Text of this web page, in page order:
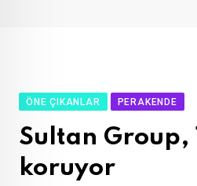
ÖNE ÇIKANLAR PERAKENDE
Sultan Group,
koruyor